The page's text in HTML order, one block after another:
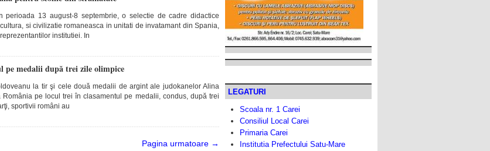
perioada 13 august-8 septembrie, o selectie de cadre didactice
si civilizatie romaneasca in unitati de invatamant din Spania,
institutiei. In
pe medalii după trei zile olimpice
la tir şi cele două medalii de argint ale judokanelor Alina
pe locul trei în clasamentul pe medalii, condus, după trei
sportivii români au
Pagina urmatoare →
LEGATURI
Scoala nr. 1 Carei
Consiliul Local Carei
Primaria Carei
Institutia Prefectului Satu-Mare